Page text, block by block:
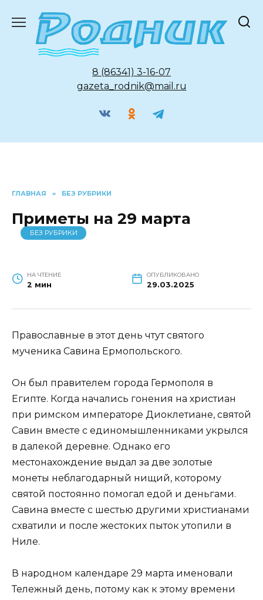
содержанию
8 (86341) 3-16-07
gazeta_rodnik@mail.ru
ГЛАВНАЯ » БЕЗ РУБРИКИ
Приметы на 29 марта
БЕЗ РУБРИКИ
НА ЧТЕНИЕ
2 мин
ОПУБЛИКОВАНО
29.03.2025
Православные в этот день чтут святого
мученика Савина Ермопольского.
Он был правителем города Гермополя в
Египте. Когда начались гонения на христиан
при римском императоре Диоклетиане, святой
Савин вместе с единомышленниками укрылся
в далекой деревне. Однако его
местонахождение выдал за две золотые
монеты неблагодарный нищий, которому
святой постоянно помогал едой и деньгами.
Савина вместе с шестью другими христианами
схватили и после жестоких пыток утопили в
Ниле.
В народном календаре 29 марта именовали
Тележный день, потому как к этому времени